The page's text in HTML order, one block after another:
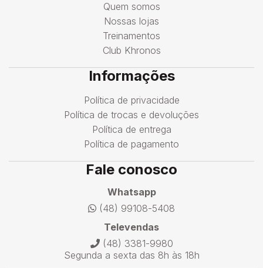
Quem somos
Nossas lojas
Treinamentos
Club Khronos
Informações
Política de privacidade
Política de trocas e devoluções
Política de entrega
Política de pagamento
Fale conosco
Whatsapp
(48) 99108-5408
Televendas
(48) 3381-9980
Segunda a sexta das 8h às 18h